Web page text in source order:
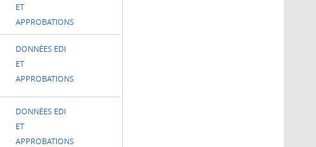
ET
APPROBATIONS
DONNÉES EDI
ET
APPROBATIONS
DONNÉES EDI
ET
APPROBATIONS